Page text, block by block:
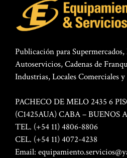
Publicación para
Autoservicios, Cadenas de
Industrias, Locales Comerciales y
PACHECO DE MELO 2435 6
(C1425AUA) CABA – BUENOS
TEL. (+54 11) 4806-8806
CEL. (+54 11) 4072-4238
Email: